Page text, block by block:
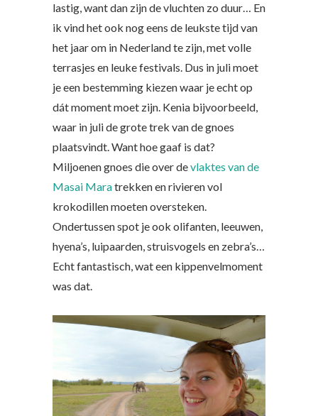
lastig, want dan zijn de vluchten zo duur… En
ik vind het ook nog eens de leukste tijd van
het jaar om in Nederland te zijn, met volle
terrasjes en leuke festivals. Dus in juli moet
je een bestemming kiezen waar je echt op
dát moment moet zijn. Kenia bijvoorbeeld,
waar in juli de grote trek van de gnoes
plaatsvindt. Want hoe gaaf is dat?
Miljoenen gnoes die over devlaktes van de
Masai Maratrekken en rivieren vol
krokodillen moeten oversteken.
Ondertussen spot je ook olifanten, leeuwen,
hyena’s, luipaarden, struisvogels en zebra’s…
Echt fantastisch, wat een kippenvelmoment
was dat.